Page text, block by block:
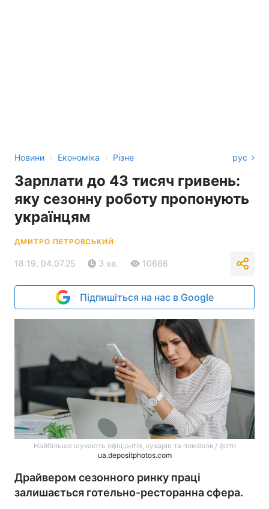
Новини › Економіка › Різне рус
Зарплати до 43 тисяч гривень:
яку сезонну роботу пропонують
українцям
ДМИТРО ПЕТРОВСЬКИЙ
18:19, 04.07.25 3 хв. 10666
Підпишіться на нас в Google
Найбільше шукають офіціантів, кухарів та покоївок / фото
ua.depositphotos.com
Драйвером сезонного ринку праці
залишається готельно-ресторанна сфера.